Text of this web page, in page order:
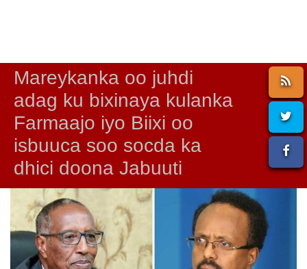
Mareykanka oo juhdi
adag ku bixinaya kulanka
Farmaajo iyo Biixi oo
isbuuca soo socda ka
dhici doona Jabuuti